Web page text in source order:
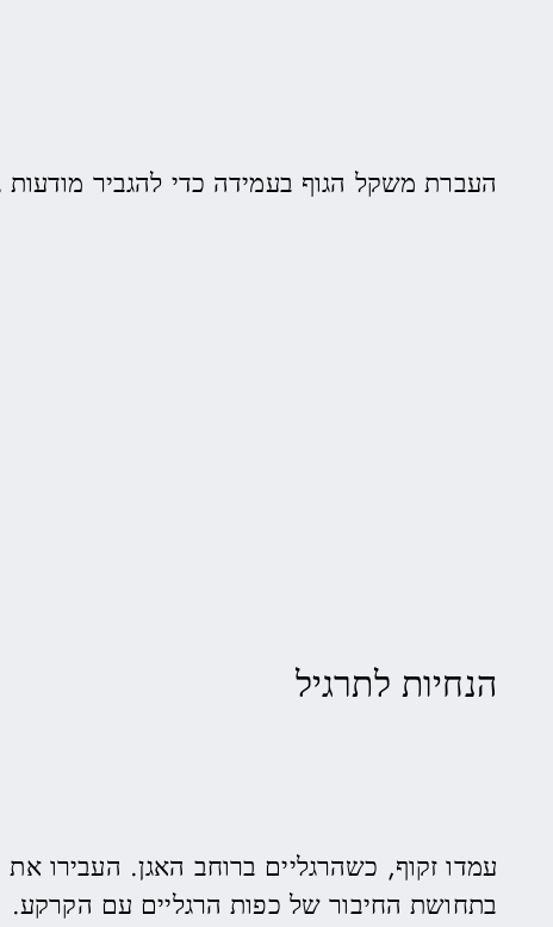
העברת משקל הגוף בעמידה כדי להגביר מודעות
הנחיות לתרגיל
עמדו זקוף, כשהרגליים ברוחב האגן. העבירו
בתחושת החיבור של כפות הרגליים עם הקרקע.